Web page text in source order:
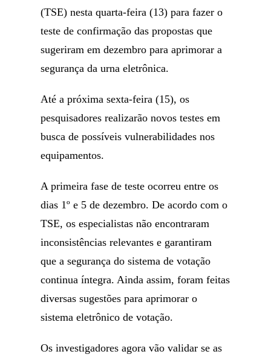
(TSE) nesta quarta-feira (13) para fazer o
teste de confirmação das propostas que
sugeriram em dezembro para aprimorar a
segurança da urna eletrônica.
Até a próxima sexta-feira (15), os
pesquisadores realizarão novos testes em
busca de possíveis vulnerabilidades nos
equipamentos.
A primeira fase de teste ocorreu entre os
dias 1º e 5 de dezembro. De acordo com o
TSE, os especialistas não encontraram
inconsistências relevantes e garantiram
que a segurança do sistema de votação
continua íntegra. Ainda assim, foram feitas
diversas sugestões para aprimorar o
sistema eletrônico de votação.
Os investigadores agora vão validar se as